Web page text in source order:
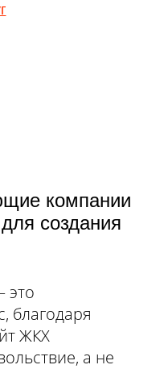
компании
создания
это
благодаря
ЖКХ
а не